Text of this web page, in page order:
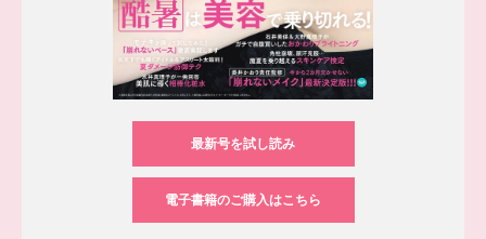
最新号を試し読み
電子書籍のご購入はこちら